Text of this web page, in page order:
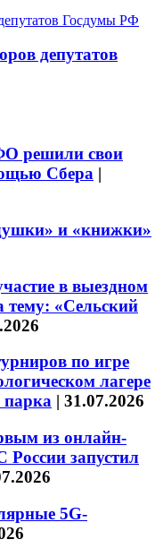
депутатов
решили свои
Сбера |
и «книжки»
в выездном
тему: «Сельский
по игре
лагере
парка | 31.07.2026
из онлайн-
России запустил
5G-